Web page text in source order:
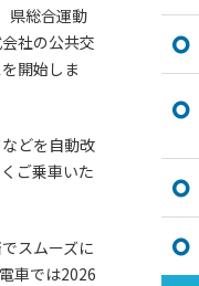
県総合運動
社の公共交
開始しま
どを自動改
ご乗車いた
スムーズに
車では2026